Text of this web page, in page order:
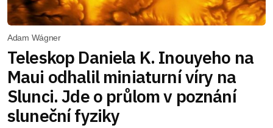
Adam Wágner
Teleskop Daniela K. Inouyeho na
Maui odhalil miniaturní víry na
Slunci. Jde o průlom v poznání
sluneční fyziky